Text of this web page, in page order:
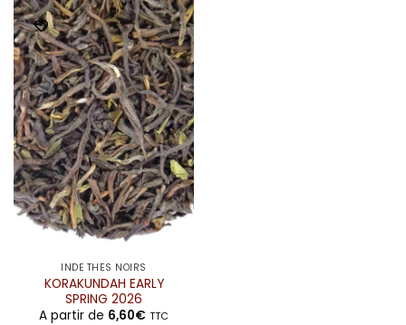
a
plusieurs
variations.
Les
options
peuvent
être
choisies
sur
la
page
du
produit
INDE THÉS NOIRS
KORAKUNDAH EARLY
SPRING 2026
A partir de 6,60€ TTC